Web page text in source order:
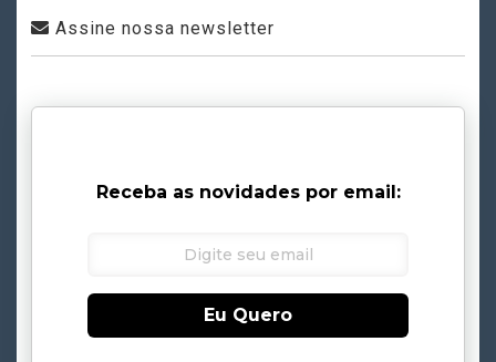
Assine nossa newsletter
Receba as novidades por email:
Eu Quero